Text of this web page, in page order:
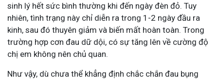
sinh lý hết sức bình thường khi đến ngày đèn đỏ. Tuy
nhiên, tình trạng này chỉ diễn ra trong 1-2 ngày đầu ra
kinh, sau đó thuyên giảm và biến mất hoàn toàn. Trong
trường hợp cơn đau dữ dội, có sự tăng lên về cường độ
chị em không nên chủ quan.
Như vậy, dù chưa thể khẳng định chắc chắn đau bụng